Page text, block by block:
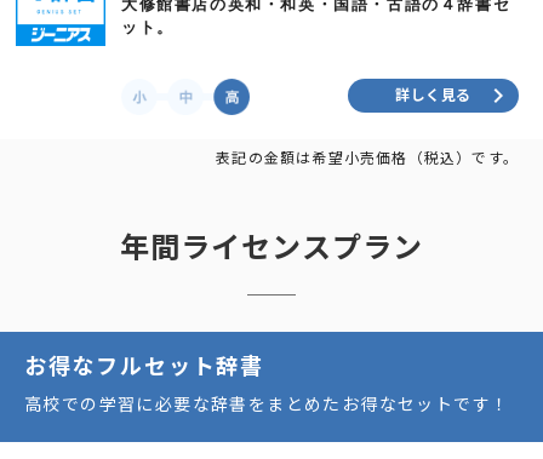
大修館書店の英和・和英・国語・古語の４辞書セ
ット。
詳しく見る keyboard_arrow_right
表記の金額は希望小売価格（税込）です。
年間ライセンスプラン
お得なフルセット辞書
高校での学習に必要な辞書をまとめたお得なセットです！